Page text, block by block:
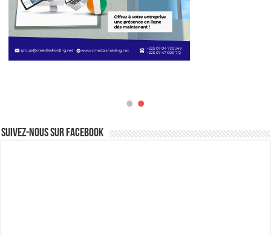
Suivez-nous sur Facebook